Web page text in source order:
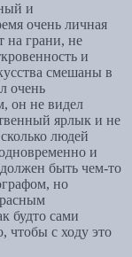
и
очень личная
на грани, не
и
смешаны в
очень
он не видел
ярлык и не
людей
и
быть чем-то
но
будто сами
чтобы с ходу это